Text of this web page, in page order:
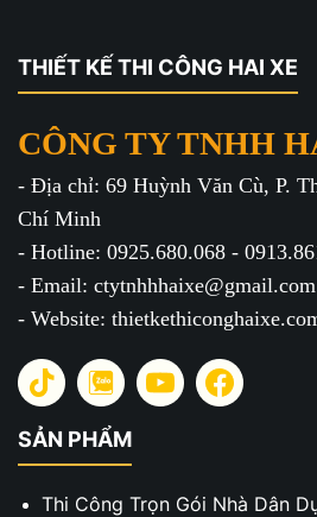
THIẾT KẾ THI CÔNG HAI XE
CÔNG TY TNHH
- Địa chỉ: 69 Huỳnh Văn Cù, P.
Chí Minh
- Hotline: 0925.680.068 -
- Email: ctytnhhhaixe@gmail.com
- Website:
SẢN PHẨM
Thi Công Trọn Gói Nhà Dân